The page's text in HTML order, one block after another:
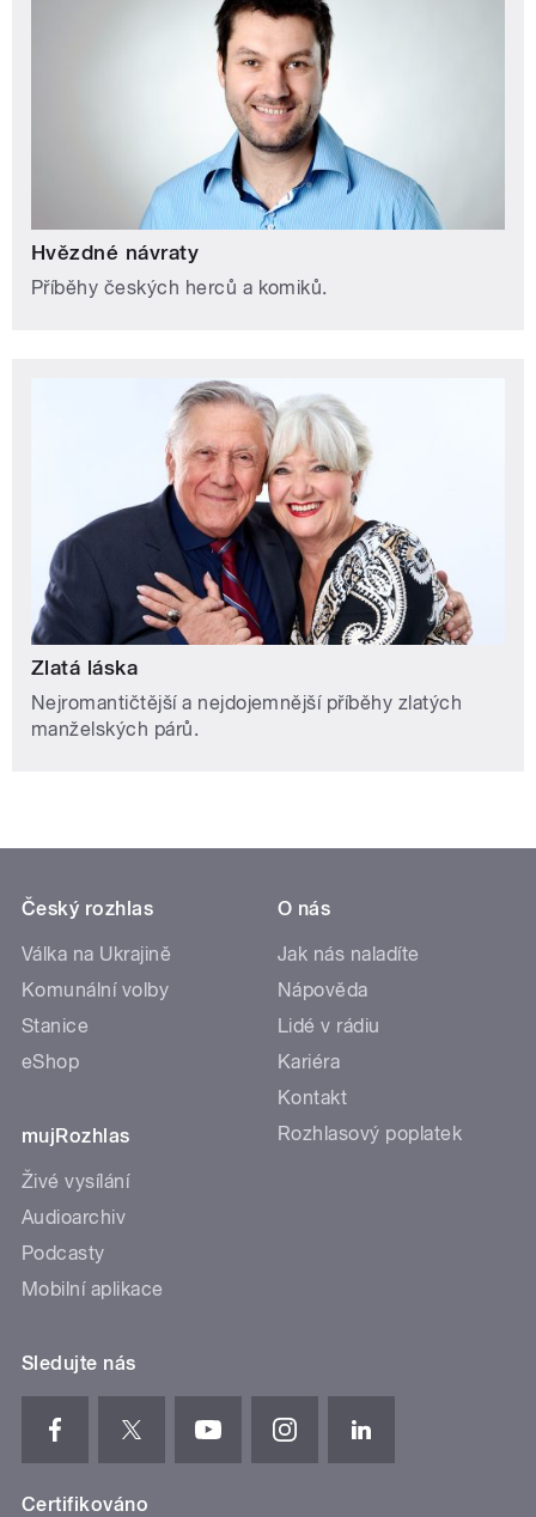
Hvězdné návraty
Příběhy českých herců a komiků.
Zlatá láska
Nejromantičtější a nejdojemnější příběhy zlatých
manželských párů.
Český rozhlas
Válka na Ukrajině
Komunální volby
Stanice
eShop
mujRozhlas
Živé vysílání
Audioarchiv
Podcasty
Mobilní aplikace
O nás
Jak nás naladíte
Nápověda
Lidé v rádiu
Kariéra
Kontakt
Rozhlasový poplatek
Sledujte nás
Certifikováno